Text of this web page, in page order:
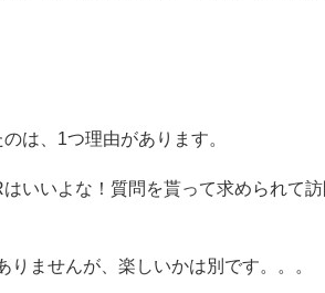
は、1つ理由があります。
いいよな！質問を貰って求められて
ませんが、楽しいかは別です。。。